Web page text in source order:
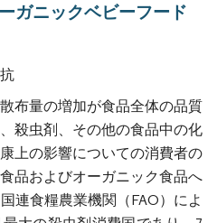
ガニックベビーフード
布量の増加が食品全体の品質
殺虫剤、その他の食品中の化
上の影響についての消費者の
品およびオーガニック食品へ
連食糧農業機関（FAO）によ